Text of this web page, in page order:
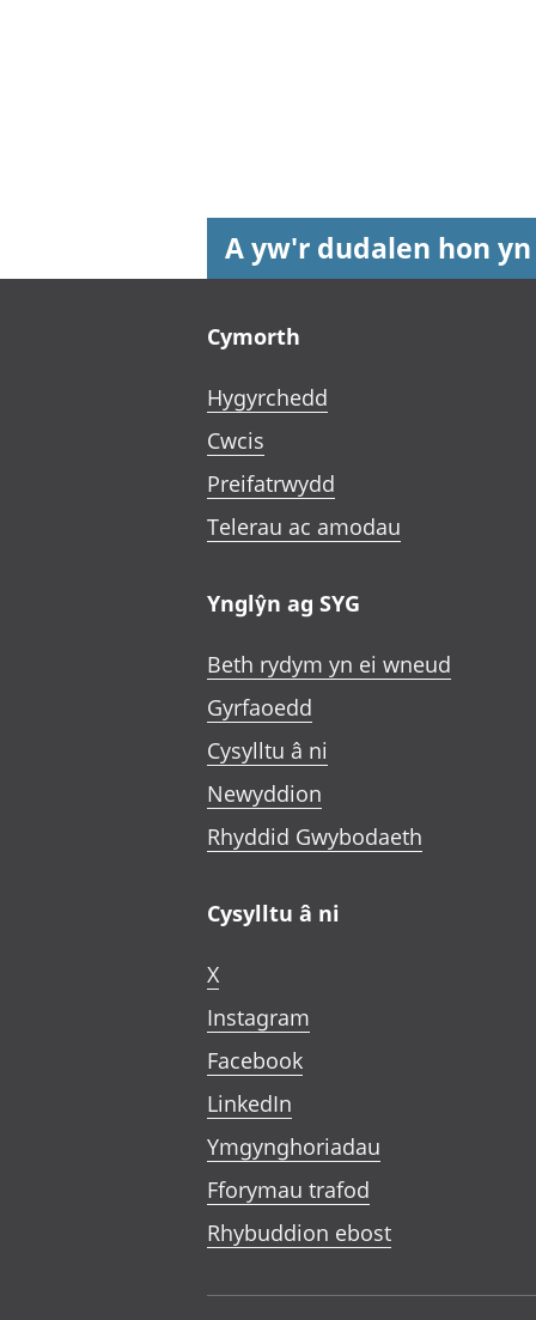
A yw'r dudalen hon
Cymorth
Hygyrchedd
Cwcis
Preifatrwydd
Telerau ac amodau
Ynglŷn ag SYG
Beth rydym yn ei wneud
Gyrfaoedd
Cysylltu â ni
Newyddion
Rhyddid Gwybodaeth
Cysylltu â ni
X
Instagram
Facebook
LinkedIn
Ymgynghoriadau
Fforymau trafod
Rhybuddion ebost